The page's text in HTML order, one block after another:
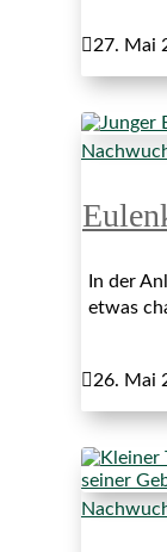
27. Mai
In der
etwas
26. Mai